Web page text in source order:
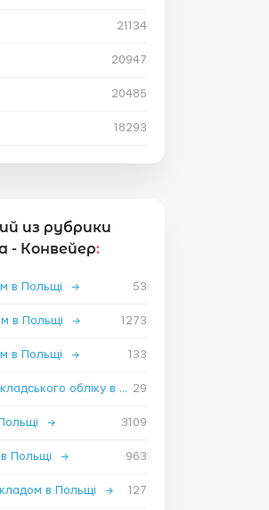
21134
20947
20485
18293
из рубрики
- Конвейер:
в Польщі → 53
в Польщі → 1273
в Польщі → 133
Робота Інспектором складського обліку в Польщі 29
→ 3109
Польщі → 963
в Польщі → 127